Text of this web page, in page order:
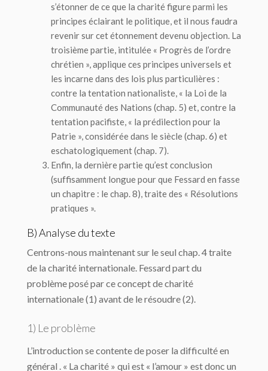
s’étonner de ce que la charité figure parmi les
principes éclairant le politique, et il nous faudra
revenir sur cet étonnement devenu objection. La
troisième partie, intitulée « Progrès de l’ordre
chrétien », applique ces principes universels et
les incarne dans des lois plus particulières :
contre la tentation nationaliste, « la Loi de la
Communauté des Nations (chap. 5) et, contre la
tentation pacifiste, « la prédilection pour la
Patrie », considérée dans le siècle (chap. 6) et
eschatologiquement (chap. 7).
Enfin, la dernière partie qu’est conclusion
(suffisamment longue pour que Fessard en fasse
un chapitre : le chap. 8), traite des « Résolutions
pratiques ».
B) Analyse du texte
Centrons-nous maintenant sur le seul chap. 4 traite
de la charité internationale. Fessard part du
problème posé par ce concept de charité
internationale (1) avant de le résoudre (2).
1) Le problème
L’introduction se contente de poser la difficulté en
général . « La charité » qui est « l’amour » est donc un